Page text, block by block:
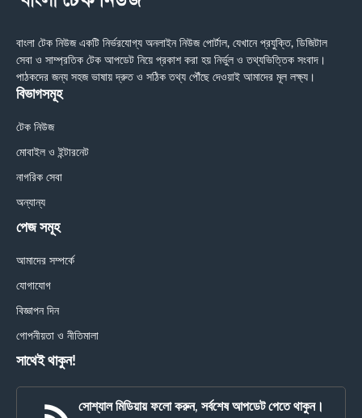
বাংলা টেক নিউজ একটি নির্ভরযোগ্য অনলাইন নিউজ পোর্টাল, যেখানে প্রযুক্তি, ডিজিটাল
সেবা ও সাম্প্রতিক টেক আপডেট নিয়ে প্রকাশ করা হয় নির্ভুল ও তথ্যভিত্তিক সংবাদ।
পাঠকদের জন্য সহজ ভাষায় দ্রুত ও সঠিক তথ্য পৌঁছে দেওয়াই আমাদের মূল লক্ষ্য।
বিভাগসমূহ
টেক নিউজ
মোবাইল ও ইন্টারনেট
নাগরিক সেবা
অন্যান্য
পেজ সমূহ
আমাদের সম্পর্কে
যোগাযোগ
বিজ্ঞাপন দিন
গোপনীয়তা ও নীতিমালা
সাথেই থাকুন!
সোশ্যাল মিডিয়ায় ফলো করুন, সর্বশেষ আপডেট পেতে থাকুন।